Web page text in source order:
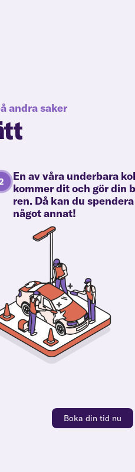
andra saker
En av våra underbara
kommer dit och gör din
ren. Då kan du
något annat!
Boka din tid nu